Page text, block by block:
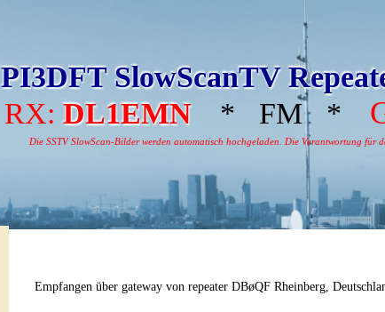
PI3DFT SlowScanTV
RX:DL1EMN * FM *
Die SSTV SlowScan-Bilder werden automatisch hochgeladen. Die Verantwortung
Empfangen über gateway von repeater DBøQF Rheinberg,